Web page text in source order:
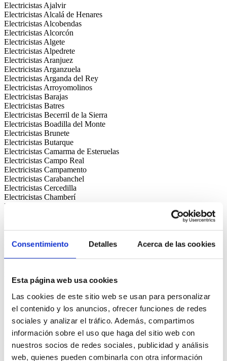
Consentimiento Detalles Acerca de las cookies
Esta página web usa cookies
Las cookies de este sitio web se usan para personalizar
el contenido y los anuncios, ofrecer funciones de redes
sociales y analizar el tráfico. Además, compartimos
información sobre el uso que haga del sitio web con
nuestros socios de redes sociales, publicidad y análisis
web, quienes pueden combinarla con otra información
Electricistas Ajalvir
Electricistas Alcalá de Henares
Electricistas Alcobendas
Electricistas Alcorcón
Electricistas Algete
Electricistas Alpedrete
Electricistas Aranjuez
Electricistas Arganzuela
Electricistas Arganda del Rey
Electricistas Arroyomolinos
Electricistas Barajas
Electricistas Batres
Electricistas Becerril de la Sierra
Electricistas Boadilla del Monte
Electricistas Brunete
Electricistas Butarque
Electricistas Camarma de Esteruelas
Electricistas Campo Real
Electricistas Campamento
Electricistas Carabanchel
Electricistas Cercedilla
Electricistas Chamberí
Electricistas Chamartín
Electricistas Ciudad Lineal
Electricistas Cobeña
Electricistas Collado Villalba
Electricistas Colmenar Viejo
Electricistas Comillas
Electricistas Coslada
Electricistas Cubas de la Sagra
Electricistas Cuatro Vientos
Electricistas Daganzo de Arriba
Electricistas Delicias